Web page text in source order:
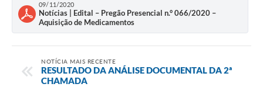
09/11/2020
Notícias | Edital – Pregão Presencial n.° 066/2020 –
Aquisição de Medicamentos
NOTÍCIA MAIS RECENTE
RESULTADO DA ANÁLISE DOCUMENTAL DA 2ª
CHAMADA